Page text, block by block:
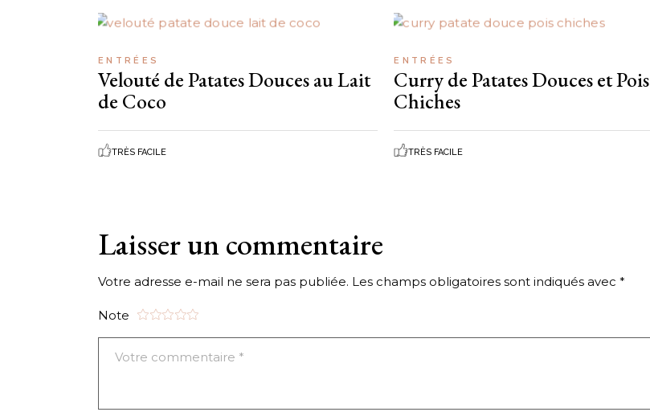
ENTRÉES
Velouté de Patates Douces au Lait
de Coco
TRÈS FACILE
ENTRÉES
Curry de Patates Douces et Pois
Chiches
TRÈS FACILE
Laisser un commentaire
Votre adresse e-mail ne sera pas publiée. Les champs obligatoires sont indiqués avec *
Note